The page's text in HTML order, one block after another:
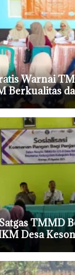
Warnai
Berkualitas
TMMD
Desa